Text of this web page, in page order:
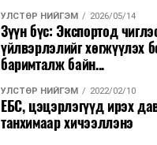
УЛСТӨР НИЙГЭМ 2026/05/14
Зүүн бүс: Экспортод
үйлвэрлэлийг хөгжүүлэх
баримталж байн...
УЛСТӨР НИЙГЭМ 2022/02/10
ЕБС, цэцэрлэгүүд ирэх
танхимаар хичээллэнэ